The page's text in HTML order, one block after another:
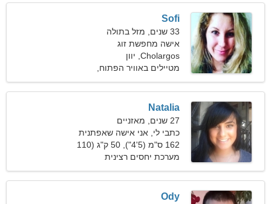
Sofi
33 שנים, מזל בתולה
אישה מחפשת זוג
Cholargos, יוון
מטיילים באוויר הפתוח,
רכיבה על סוסים
Natalia
27 שנים, מאזניים
כתבי לי, אני אישה שאפתנית
162 ס"מ (5'4"), 50 ק"ג (110
פאונד)
מערכת יחסים רצינית
Ody